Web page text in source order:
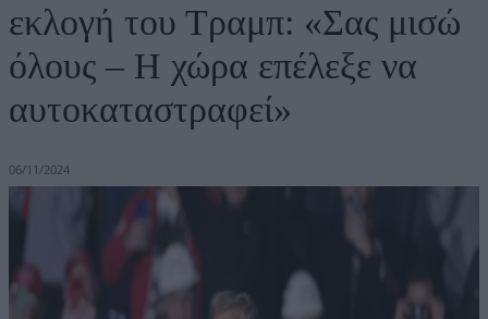
εκλογή του Τραμπ: «Σας μισώ
όλους – Η χώρα επέλεξε να
αυτοκαταστραφεί»
06/11/2024